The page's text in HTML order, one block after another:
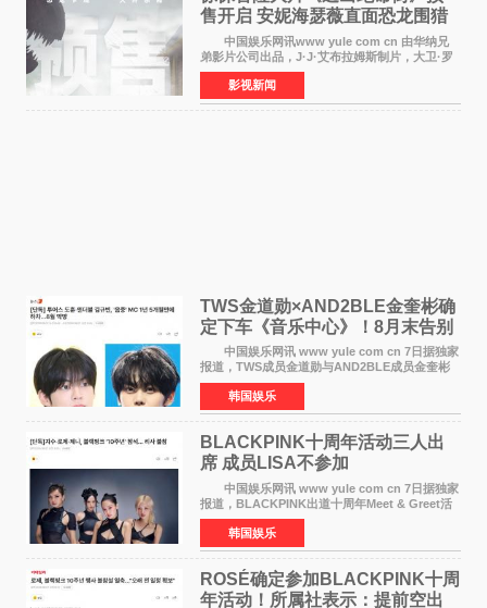
售开启 安妮海瑟薇直面恐龙围猎
中国娱乐网讯www yule com cn 由华纳兄
弟影片公司出品，J·J·艾布拉姆斯制片，大卫·罗
伯特·米切尔执导，好莱坞巨星安妮·海瑟薇和伊万
·麦克格雷格领衔主演的2026暑期惊悚冒险大片
《逃出绝
影视新闻
TWS金道勋×AND2BLE金奎彬确
定下车《音乐中心》！8月末告别
MC席位
中国娱乐网讯 www yule com cn 7日据独家
报道，TWS成员金道勋与AND2BLE成员金奎彬
将于8月离开《音乐中心》MC的位置。 金道
勋与金奎彬于去年3月与H2H A-NA一起被选为
《音乐中心》MC，约1
韩国娱乐
BLACKPINK十周年活动三人出
席 成员LISA不参加
中国娱乐网讯 www yule com cn 7日据独家
报道，BLACKPINK出道十周年Meet & Greet活
动将由智秀、ROS&Eacute;、JENNIE出席，
LISA将缺席。 此前BLACKPINK所属社YG并
未为组合出道十周年做
韩国娱乐
ROSÉ确定参加BLACKPINK十周
年活动！所属社表示：提前空出